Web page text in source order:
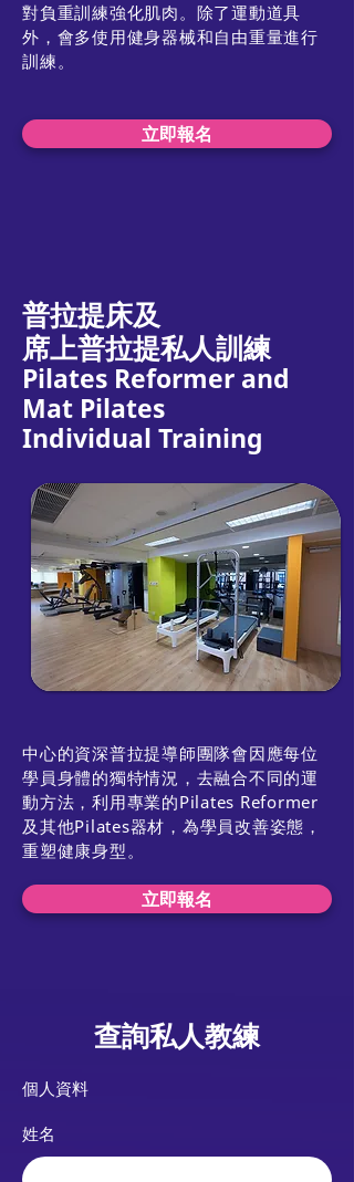
對負重訓練強化肌肉。除了運動道具
外，會多使用健身器械和自由重量進行
訓練。
立即報名
普拉提床及
席上普拉提私人訓練
Pilates Reformer and
Mat Pilates
Individual Training
中心的資深普拉提導師團隊會因應每位
學員身體的獨特情況，去融合不同的運
動方法，利用專業的Pilates Reformer
及其他Pilates器材，為學員改善姿態，
重塑健康身型。
立即報名
查詢私人教練
​個人資料
姓名